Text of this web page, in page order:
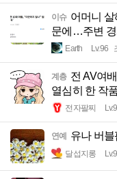
이슈 어머니 살
문에…주변 경
Earth Lv.96
계층 전 AV여
열심히 한 작
전자팔찌
연예 유나 버
달섭지롱